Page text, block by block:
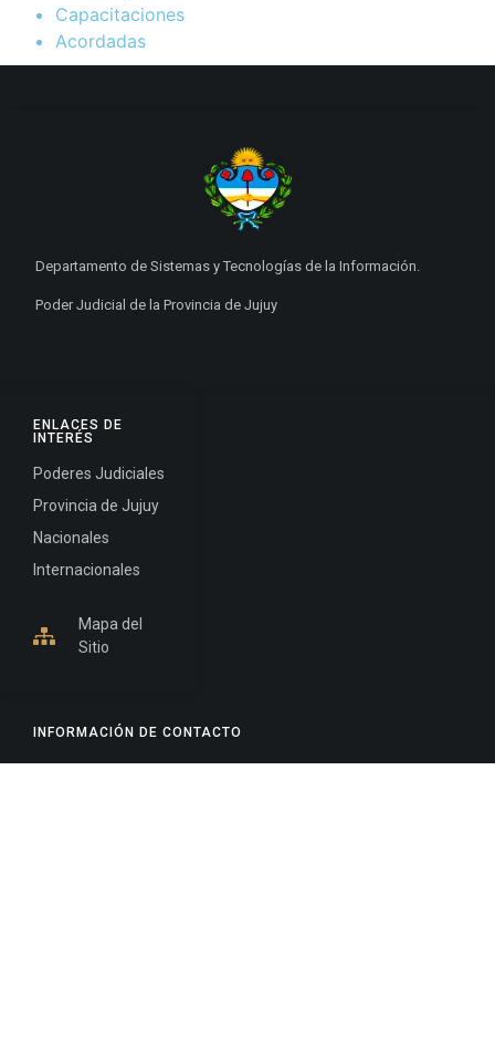
Capacitaciones
Acordadas
INFORMACIÓN DE CONTACTO
ENLACES DE
INTERÉS
Poderes Judiciales
Provincia de Jujuy
Nacionales
Internacionales
Mapa del
Sitio
Departamento de Sistemas y Tecnologías de la Información.
Poder Judicial de la Provincia de Jujuy